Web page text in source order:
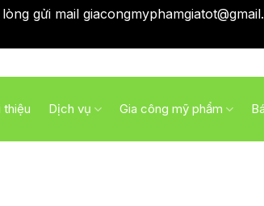
gửi mail
thiệu Dịch vụ Gia công mỹ phẩm